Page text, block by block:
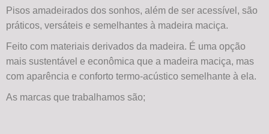
Pisos amadeirados dos sonhos, além de ser acessível, são
práticos, versáteis e semelhantes à madeira maciça.
Feito com materiais derivados da madeira. É uma opção
mais sustentável e econômica que a madeira maciça, mas
com aparência e conforto termo-acústico semelhante à ela.
As marcas que trabalhamos são;